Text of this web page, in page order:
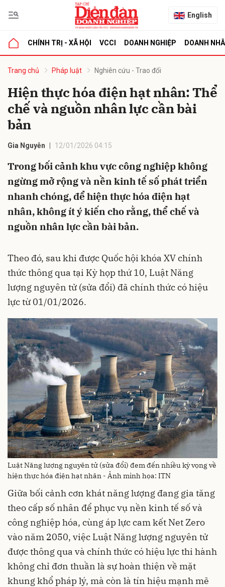
English
CHÍNH TRỊ - XÃ HỘI VCCI DOANH NGHIỆP DOANH
Trang chủ Pháp luật Nghiên cứu - Trao đổi
Hiện thực hóa điện hạt nhân: Thể
chế và nguồn nhân lực cần bài
bản
Gia Nguyễn 12/01/2026 04:15
Trong bối cảnh khu vực công nghiệp không
ngừng mở rộng và nền kinh tế số phát triển
nhanh chóng, để hiện thực hóa điện hạt
nhân, không ít ý kiến cho rằng, thể chế và
nguồn nhân lực cần bài bản.
Theo đó, sau khi được Quốc hội khóa XV chính
thức thông qua tại Kỳ họp thứ 10, Luật Năng
lượng nguyên tử (sửa đổi) đã chính thức có hiệu
lực từ 01/01/2026.
Luật Năng lượng nguyên tử (sửa đổi) đem đến nhiều kỳ vọng về
hiện thực hóa điện hạt nhân - Ảnh minh họa: ITN
Giữa bối cảnh cơn khát năng lượng đang gia tăng
theo cấp số nhân để phục vụ nền kinh tế số và
công nghiệp hóa, cùng áp lực cam kết Net Zero
vào năm 2050, việc Luật Năng lượng nguyên tử
được thông qua và chính thức có hiệu lực thi hành
không chỉ đơn thuần là sự hoàn thiện về mặt
khung khổ pháp lý, mà còn là tín hiệu mạnh mẽ
luận
Hủy